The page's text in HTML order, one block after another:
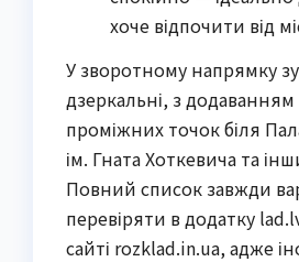
хоче відпочити від
У зворотному напрямку
дзеркальні, з додаванням
проміжних точок біля
ім. Гната Хоткевича та
Повний список завжди
перевіряти в додатку
сайті rozklad.in.ua, адже